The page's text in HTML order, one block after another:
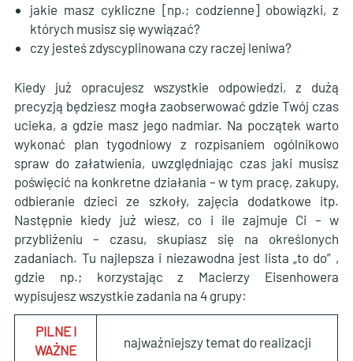
jakie masz cykliczne [np.; codzienne] obowiązki, z
których musisz się wywiązać?
czy jesteś zdyscyplinowana czy raczej leniwa?
Kiedy już opracujesz wszystkie odpowiedzi, z dużą
precyzją będziesz mogła zaobserwować gdzie Twój czas
ucieka, a gdzie masz jego nadmiar. Na początek warto
wykonać plan tygodniowy z rozpisaniem ogólnikowo
spraw do załatwienia, uwzględniając czas jaki musisz
poświęcić na konkretne działania – w tym pracę, zakupy,
odbieranie dzieci ze szkoły, zajęcia dodatkowe itp.
Następnie kiedy już wiesz, co i ile zajmuje Ci – w
przybliżeniu – czasu, skupiasz się na określonych
zadaniach. Tu najlepsza i niezawodna jest lista „to do” ,
gdzie np.; korzystając z Macierzy Eisenhowera
wypisujesz wszystkie zadania na 4 grupy:
PILNE I
WAŻNE
najważniejszy temat do realizacji